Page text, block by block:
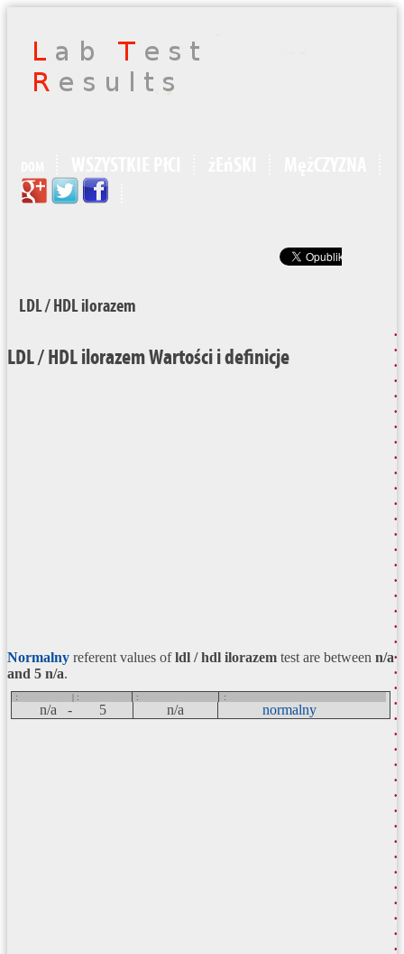
LDL / HDL ilorazem
LDL / HDL ilorazem Wartości i definicje
Normalny referent values ofldl / hdl ilorazem test are between n/a
and 5 n/a.
: | : : :
n/a - 5 n/a normalny